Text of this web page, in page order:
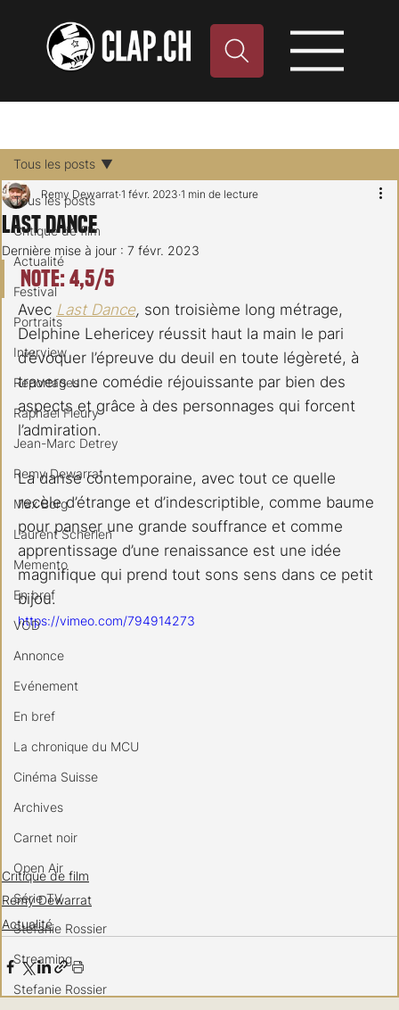
Tous les posts
Critique de film
Actualité
Festival
Portraits
Interview
Reportages
Raphael Fleury
Jean-Marc Detrey
Remy Dewarrat
Max Borg
Laurent Scherlen
Memento
En bref
VOD
Annonce
Evénement
En bref
La chronique du MCU
Cinéma Suisse
Archives
Carnet noir
Open Air
Série TV
Stéfanie Rossier
Streaming
Stefanie Rossier
Tous les posts
Last Dance
Remy Dewarrat 1 févr. 2023 1 min de lecture
Dernière mise à jour : 7 févr. 2023
Note: 4,5/5
Avec Last Dance, son troisième long métrage,
Delphine Lehericey réussit haut la main le pari
d’évoquer l’épreuve du deuil en toute légèreté, à
travers une comédie réjouissante par bien des
aspects et grâce à des personnages qui forcent
l’admiration.
La danse contemporaine, avec tout ce quelle
recèle d’étrange et d’indescriptible, comme baume
pour panser une grande souffrance et comme
apprentissage d’une renaissance est une idée
magnifique qui prend tout sons sens dans ce petit
bijou.
https://vimeo.com/794914273
Critique de film
Remy Dewarrat
Actualité